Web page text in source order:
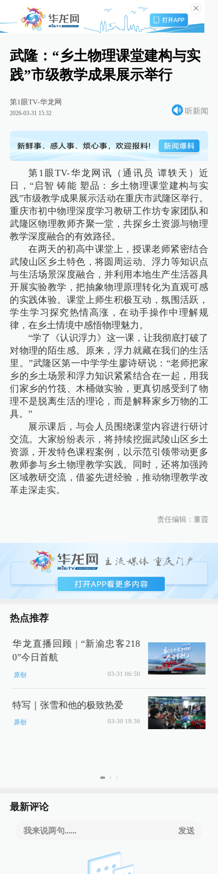
武隆：“乡土物理课堂建构与实
践”市级教学成果展示举行
第1眼TV-华龙网
2026-03-31 15:32 听新闻
第1眼TV-华龙网讯（通讯员 谭轶天）近
日，“启智 铸能 塑品：乡土物理课堂建构与实
践”市级教学成果展示活动在重庆市武隆区举行。
重庆市初中物理深度学习教研工作坊专家团队和
武隆区物理教师齐聚一堂，共探乡土资源与物理
教学深度融合的有效路径。
在两天的初高中课堂上，授课老师紧密结合
武陵山区乡土特色，将圆周运动、浮力等知识点
与生活场景深度融合，并利用本地生产生活器具
开展实验教学，把抽象物理原理转化为直观可感
的实践体验。课堂上师生积极互动，氛围活跃，
学生学习探究热情高涨，在动手操作中理解规
律，在乡土情境中感悟物理魅力。
“学了《认识浮力》这一课，让我彻底打破了
对物理的陌生感。原来，浮力就藏在我们的生活
里。”武隆区第一中学学生廖诗研说：“老师把家
乡的乡土场景和浮力知识紧紧结合在一起，用我
们家乡的竹筏、木桶做实验，更真切感受到了物
理不是脱离生活的理论，而是解释家乡万物的工
具。”
展示课后，与会人员围绕课堂内容进行研讨
交流。大家纷纷表示，将持续挖掘武陵山区乡土
资源，开发特色课程案例，以示范引领带动更多
教师参与乡土物理教学实践。同时，还将加强跨
区域教研交流，借鉴先进经验，推动物理教学改
革走深走实。
责任编辑：董霞
热点推荐
华龙直播回顾 | “新渝忠客218
0”今日首航
原创 03-31 06:50
特写｜张雪和他的极致热爱
原创 03-30 19:36
最新评论
我来说两句...... 发送